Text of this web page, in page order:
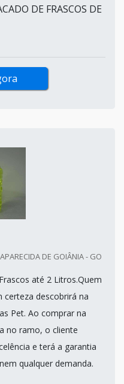
DE FRASCOS DE
DE GOIÂNIA - GO
até 2 Litros.Quem
descobrirá na
Pet. Ao comprar na
no ramo, o cliente
e terá a garantia
qualquer demanda.